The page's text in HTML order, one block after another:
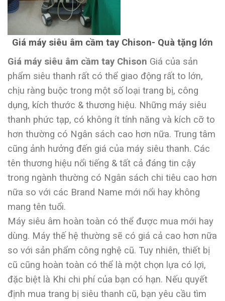
Giá máy siêu âm cầm tay Chison- Quà tặng lớn
Giá máy siêu âm cầm tay Chison Giá của sản
phẩm siêu thanh rất có thể giao động rất to lớn,
chịu ràng buộc trong một số loại trang bị, công
dụng, kích thước & thương hiệu. Những máy siêu
thanh phức tạp, có không ít tính năng và kích cỡ to
hơn thường có Ngân sách cao hơn nữa. Trung tâm
cũng ảnh hưởng đến giá của máy siêu thanh. Các
tên thương hiệu nổi tiếng & tất cả đáng tin cậy
trong ngành thường có Ngân sách chi tiêu cao hơn
nữa so với các Brand Name mới nổi hay không
mang tên tuổi.
Máy siêu âm hoàn toàn có thể được mua mới hay
dùng. Máy thế hệ thường sẽ có giá cả cao hơn nữa
so với sản phẩm công nghệ cũ. Tuy nhiên, thiết bị
cũ cũng hoàn toàn có thể là một chọn lựa có lợi,
đặc biệt là Khi chi phí của bạn có hạn. Nếu quyết
định mua trang bị siêu thanh cũ, bạn yêu cầu tìm